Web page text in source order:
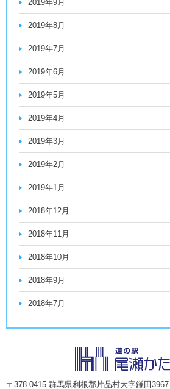
2019年9月
2019年8月
2019年7月
2019年6月
2019年5月
2019年4月
2019年3月
2019年2月
2019年1月
2018年12月
2018年11月
2018年10月
2018年9月
2018年7月
〒378-0415 群馬県利根郡片品村大字鎌田